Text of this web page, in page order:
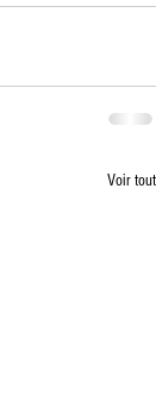
Voir tout